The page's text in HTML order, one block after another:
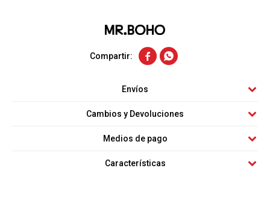
 
Envíos
Cambios y Devoluciones
Medios de pago
Características